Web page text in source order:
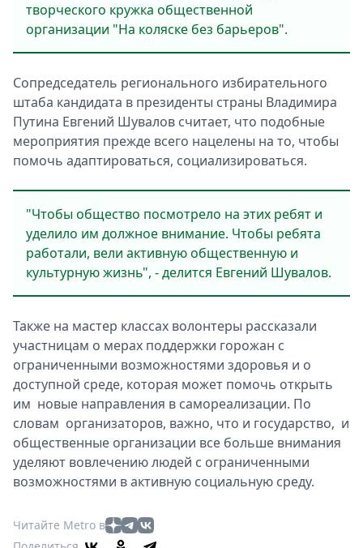
творческого кружка общественной
организации "На коляске без барьеров".
Сопредседатель регионального избирательного
штаба кандидата в президенты страны Владимира
Путина Евгений Шувалов считает, что подобные
мероприятия прежде всего нацелены на то, чтобы
помочь адаптироваться, социализироваться.
"Чтобы общество посмотрело на этих ребят и
уделило им должное внимание. Чтобы ребята
работали, вели активную общественную и
культурную жизнь", - делится Евгений Шувалов.
Также на мастер классах волонтеры рассказали
участницам о мерах поддержки горожан с
ограниченными возможностями здоровья и о
доступной среде, которая может помочь открыть
им новые направления в самореализации. По
словам организаторов, важно, что и государство, и
общественные организации все больше внимания
уделяют вовлечению людей с ограниченными
возможностями в активную социальную среду.
Читайте Metro в